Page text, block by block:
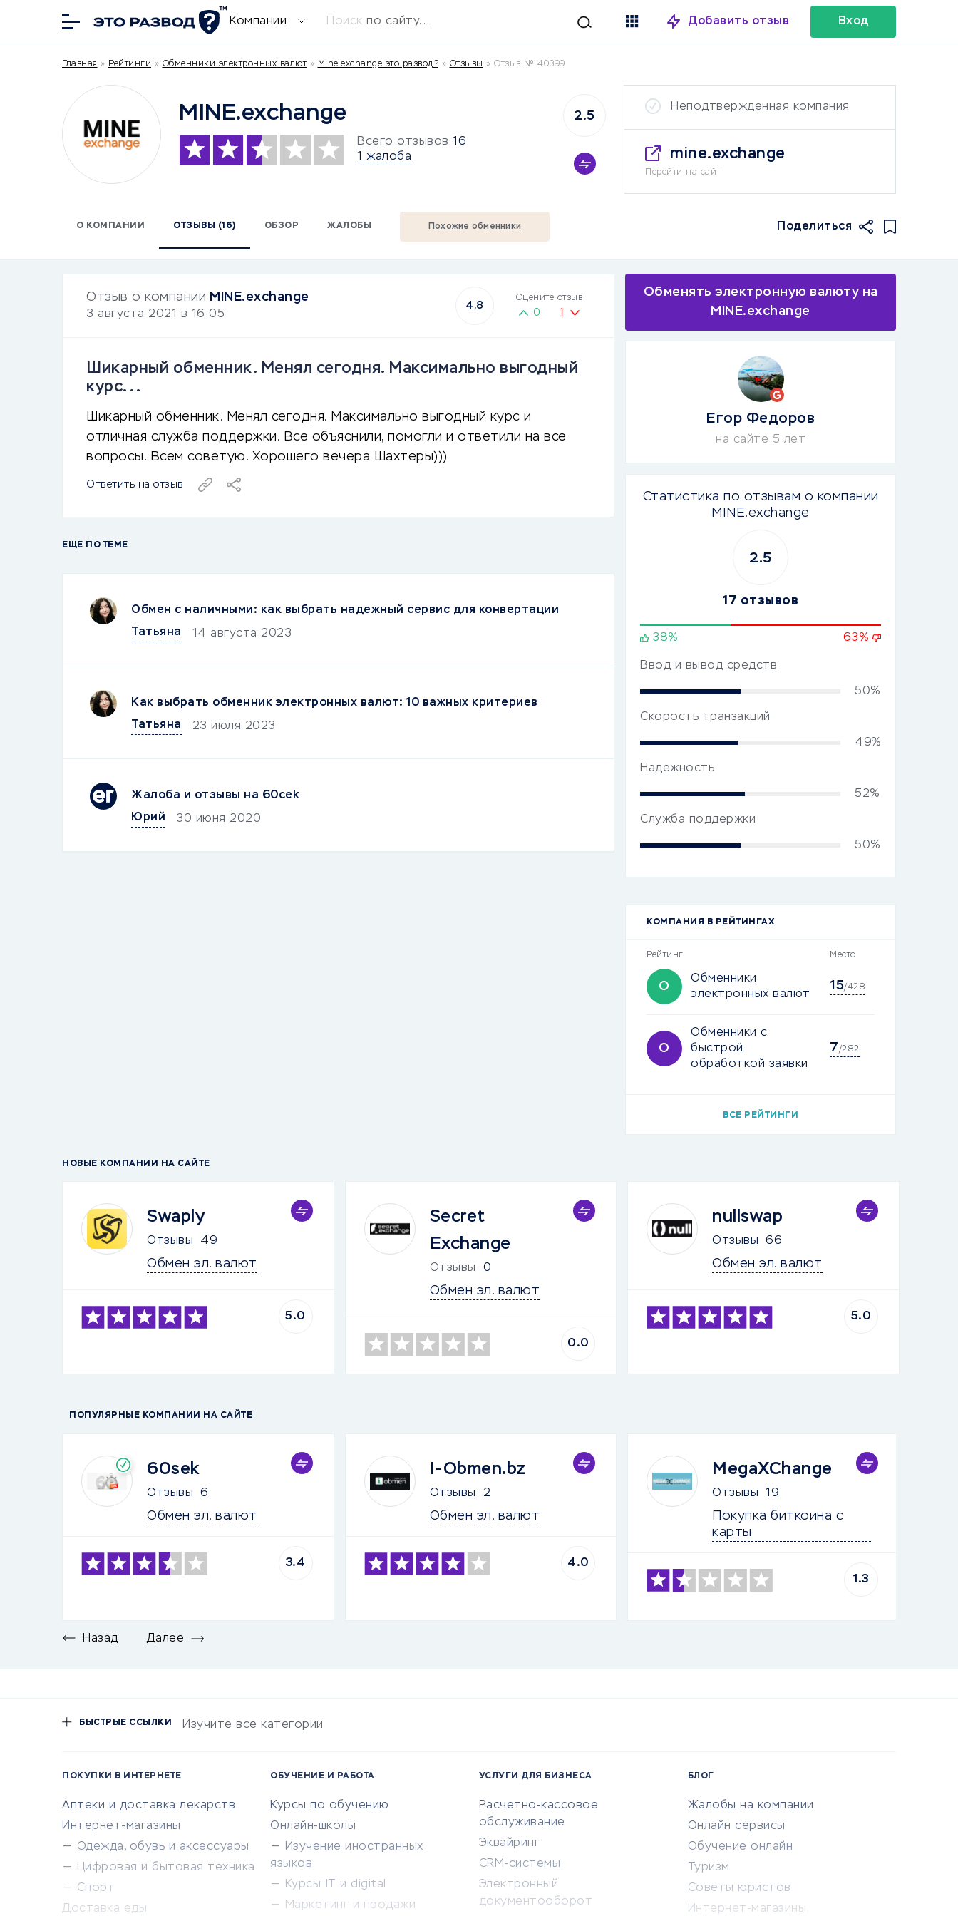
Компании Поиск по сайту... Добавить отзыв Вход
Главная » Рейтинги » Обменники электронных валют» Mine.exchange это развод? » Отзывы » Отзыв № 40399
MINE.exchange
Всего отзывов 16
1 жалоба
2.5
Неподтвержденная компания
mine.exchange
Перейти на сайт
О КОМПАНИИ ОТЗЫВЫ (16) ОБЗОР ЖАЛОБЫ Похожие обменники Поделиться
Отзыв о компании MINE.exchange
3 августа 2021 в 16:05
4.8
Оцените отзыв
0 1
Шикарный обменник. Менял сегодня. Максимально выгодный
курс...
Шикарный обменник. Менял сегодня. Максимально выгодный курс и
отличная служба поддержки. Все объяснили, помогли и ответили на все
вопросы. Всем советую. Хорошего вечера Шахтеры)))
Ответить на отзыв
ЕЩЕ ПО ТЕМЕ
Обмен с наличными: как выбрать надежный сервис для конвертации
Татьяна
14 августа 2023
Как выбрать обменник электронных валют: 10 важных критериев
Татьяна
23 июля 2023
Жалоба и отзывы на 60cek
Юрий
30 июня 2020
Обменять электронную валюту на
MINE.exchange
Егор Федоров
на сайте 5 лет
Статистика по отзывам о компании
MINE.exchange
2.5
17 отзывов
38% 63%
Ввод и вывод средств
50%
Скорость транзакций
49%
Надежность
52%
Служба поддержки
50%
КОМПАНИЯ В РЕЙТИНГАХ
Рейтинг Место
О
Обменники
электронных валют
15/428
О
Обменники с
быстрой
обработкой заявки
7/282
ВСЕ РЕЙТИНГИ
НОВЫЕ КОМПАНИИ НА САЙТЕ
Swaply
Отзывы 49
Обмен эл. валют
5.0
Secret
Exchange
Отзывы 0
Обмен эл. валют
0.0
nullswap
Отзывы 66
Обмен эл. валют
5.0
ПОПУЛЯРНЫЕ КОМПАНИИ НА САЙТЕ
60sek
Отзывы 6
Обмен эл. валют
3.4
I-Obmen.bz
Отзывы 2
Обмен эл. валют
4.0
MegaXChange
Отзывы 19
Покупка биткоина с
карты
1.3
Назад Далее
БЫСТРЫЕ ССЫЛКИ Изучите все категории
ПОКУПКИ В ИНТЕРНЕТЕ
Аптеки и доставка лекарств
Интернет-магазины
Одежда, обувь и аксессуары
Цифровая и бытовая техника
Спорт
Доставка еды
ОБУЧЕНИЕ И РАБОТА
Курсы по обучению
Онлайн-школы
Изучение иностранных
языков
Курсы IT и digital
Маркетинг и продажи
УСЛУГИ ДЛЯ БИЗНЕСА
Расчетно-кассовое
обслуживание
Эквайринг
CRM-системы
Электронный
документооборот
БЛОГ
Жалобы на компании
Онлайн сервисы
Обучение онлайн
Туризм
Советы юристов
Интернет-магазины